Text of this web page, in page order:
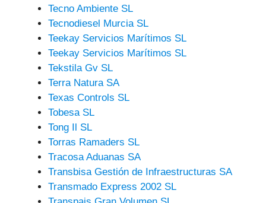
Tecno Ambiente SL
Tecnodiesel Murcia SL
Teekay Servicios Marítimos SL
Teekay Servicios Marítimos SL
Tekstila Gv SL
Terra Natura SA
Texas Controls SL
Tobesa SL
Tong Il SL
Torras Ramaders SL
Tracosa Aduanas SA
Transbisa Gestión de Infraestructuras SA
Transmado Express 2002 SL